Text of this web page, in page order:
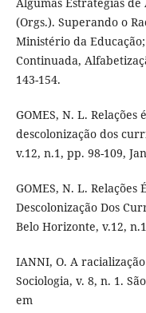
(Orgs.). Superando o
Ministério da
Continuada,
143-154.
GOMES, N. L.
descolonização dos
v.12, n.1, pp. 98-109,
GOMES, N. L. Relações
Descolonização Dos
Belo Horizonte, v.12,
IANNI, O. A
Sociologia, v. 8, n. 1.
em